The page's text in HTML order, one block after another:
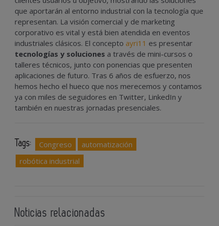
que aportarán al entorno industrial con la tecnología que
representan. La visión comercial y de marketing
corporativo es vital y está bien atendida en eventos
industriales clásicos. El concepto ayri11 es presentar
tecnologías y soluciones a través de mini-cursos o
talleres técnicos, junto con ponencias que presenten
aplicaciones de futuro. Tras 6 años de esfuerzo, nos
hemos hecho el hueco que nos merecemos y contamos
ya con miles de seguidores en Twitter, LinkedIn y
también en nuestras jornadas presenciales.
Tags: Congreso
automatización
robótica industrial
Noticias relacionadas